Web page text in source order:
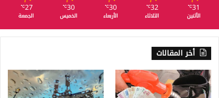
31
℃
الأثنين
32
℃
الثلاثاء
30
℃
الأربعاء
30
℃
الخميس
27
℃
الجمعة
أخر المقالات